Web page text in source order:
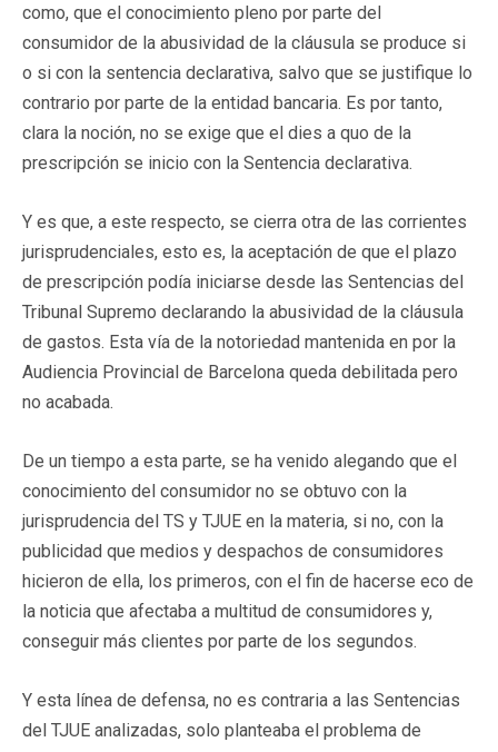
como, que el conocimiento pleno por parte del
consumidor de la abusividad de la cláusula se produce si
o si con la sentencia declarativa, salvo que se justifique lo
contrario por parte de la entidad bancaria. Es por tanto,
clara la noción, no se exige que el dies a quo de la
prescripción se inicio con la Sentencia declarativa.
Y es que, a este respecto, se cierra otra de las corrientes
jurisprudenciales, esto es, la aceptación de que el plazo
de prescripción podía iniciarse desde las Sentencias del
Tribunal Supremo declarando la abusividad de la cláusula
de gastos. Esta vía de la notoriedad mantenida en por la
Audiencia Provincial de Barcelona queda debilitada pero
no acabada.
De un tiempo a esta parte, se ha venido alegando que el
conocimiento del consumidor no se obtuvo con la
jurisprudencia del TS y TJUE en la materia, si no, con la
publicidad que medios y despachos de consumidores
hicieron de ella, los primeros, con el fin de hacerse eco de
la noticia que afectaba a multitud de consumidores y,
conseguir más clientes por parte de los segundos.
Y esta línea de defensa, no es contraria a las Sentencias
del TJUE analizadas, solo planteaba el problema de